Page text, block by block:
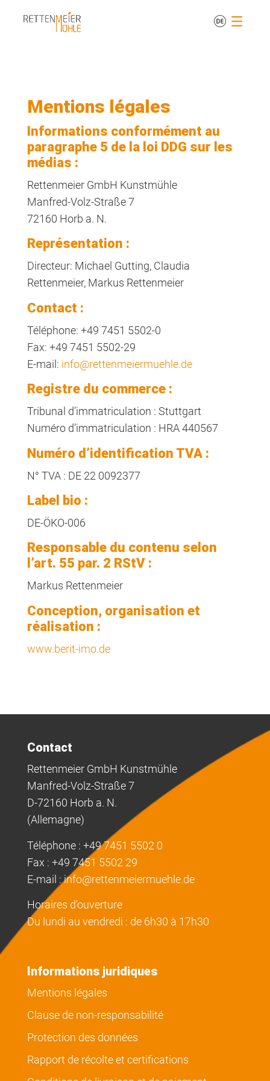
Mentions légales
Informations conformément au
paragraphe 5 de la loi DDG sur les
médias :
Rettenmeier GmbH Kunstmühle
Manfred-Volz-Straße 7
72160 Horb a. N.
Représentation :
Directeur: Michael Gutting, Claudia
Rettenmeier, Markus Rettenmeier
Contact :
Téléphone: +49 7451 5502-0
Fax: +49 7451 5502-29
E-mail: info@rettenmeiermuehle.de
Registre du commerce :
Tribunal d’immatriculation : Stuttgart
Numéro d’immatriculation : HRA 440567
Numéro d’identification TVA :
N° TVA : DE 22 0092377
Label bio :
DE-ÖKO-006
Responsable du contenu selon
l’art. 55 par. 2 RStV :
Markus Rettenmeier
Conception, organisation et
réalisation :
www.berit-imo.de
Contact
Rettenmeier GmbH Kunstmühle
Manfred-Volz-Straße 7
D-72160 Horb a. N.
(Allemagne)
Téléphone : +49 7451 5502 0
Fax : +49 7451 5502 29
E-mail :info@rettenmeiermuehle.de
Horaires d'ouverture
Du lundi au vendredi : de 6h30 à 17h30
Informations juridiques
Mentions légales
Clause de non-responsabilité
Protection des données
Rapport de récolte et certifications